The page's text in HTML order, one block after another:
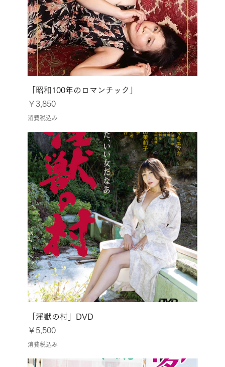
「昭和100年のロマンチック」
価格
￥3,850
消費税込み
「淫獣の村」DVD
価格
￥5,500
消費税込み